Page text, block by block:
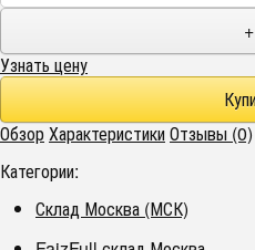
+
Узнать цену
ОбзорХарактеристикиОтзывы (0)
Категории:
Склад Москва (МСК)